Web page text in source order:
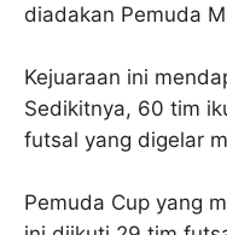
diadakan Pemuda
Kejuaraan ini
Sedikitnya, 60 tim
futsal yang digelar
Pemuda Cup yang